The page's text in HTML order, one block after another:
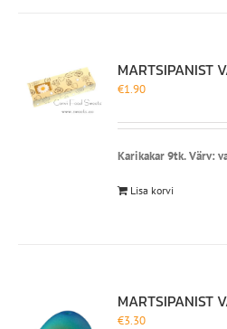
MARTSIPANIST
€1.90
Karikakar 9tk.Värv:
Lisa korvi
MARTSIPANIST
€3.30